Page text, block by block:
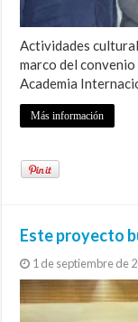
Actividades
marco del
Academia
Más información
Este proyecto
1 de septiembre de